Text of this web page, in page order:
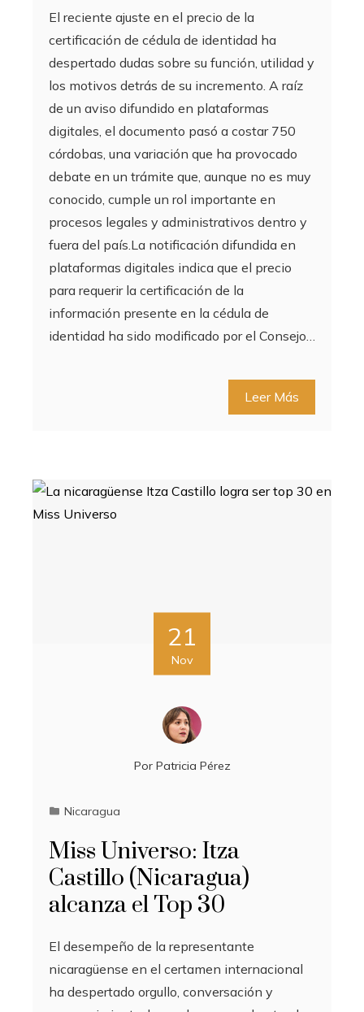
El reciente ajuste en el precio de la
certificación de cédula de identidad ha
despertado dudas sobre su función, utilidad y
los motivos detrás de su incremento. A raíz
de un aviso difundido en plataformas
digitales, el documento pasó a costar 750
córdobas, una variación que ha provocado
debate en un trámite que, aunque no es muy
conocido, cumple un rol importante en
procesos legales y administrativos dentro y
fuera del país.La notificación difundida en
plataformas digitales indica que el precio
para requerir la certificación de la
información presente en la cédula de
identidad ha sido modificado por el Consejo…
Leer Más
21
Nov
Por Patricia Pérez
Nicaragua
Miss Universo: Itza
Castillo (Nicaragua)
alcanza el Top 30
El desempeño de la representante
nicaragüense en el certamen internacional
ha despertado orgullo, conversación y